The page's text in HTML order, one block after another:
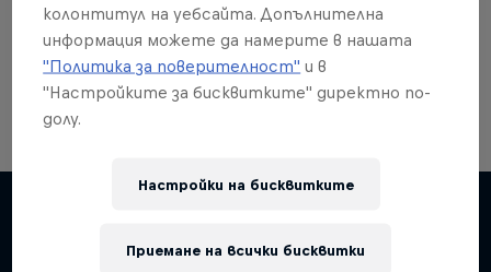
Red Bull Motorsports
On track and off road, on two wheels or four - this
is your home for Red Bull Motorsports. Watch …
Подобни
F1 Car Returns to India
The 2012 Indian GP-winning car in action at
Chasing RB7
колонтитул на уебсайта. Допълнителна
информация можете да намерите в нашата
"Политика за поверителност" и в
"Настройките за бисквитките" директно по-
долу.
Настройки на бисквитките
Приемане на всички бисквитки